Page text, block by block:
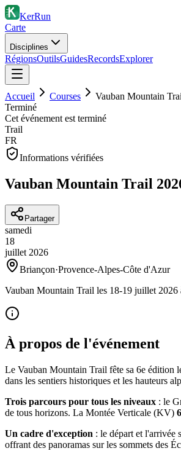
KerRun
Carte
Disciplines
RégionsOutilsGuidesRecordsExplorer
Accueil Courses
Vauban Mountain
Terminé
Cet événement est terminé
Trail
FR
Informations vérifiées
Vauban Mountain Trail
Partager
samedi
18
juillet 2026
Briançon·Provence-Alpes-Côte d'Azur
Vauban Mountain Trail les 18-19 juillet
À propos de l'événement
Le Vauban Mountain Trail fête sa 6e édition
dans les sentiers historiques et les hauteurs
Trois parcours pour tous les niveaux : le
de tous horizons. La Montée Verticale (KV)
Un cadre d'exception : le départ et l'arrivée
offrant des panoramas sur les sommets des